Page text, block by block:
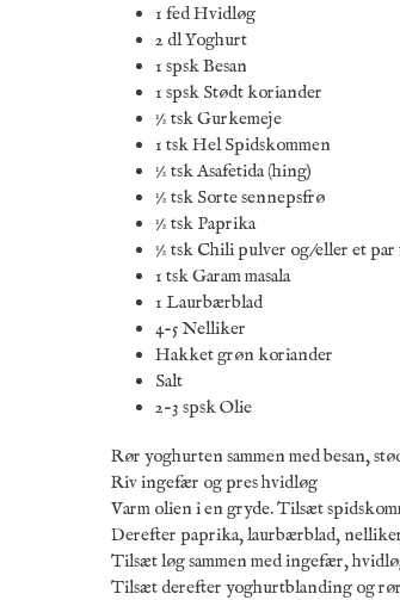
1 fed Hvidløg
2 dl Yoghurt
1 spsk Besan
1 spsk Stødt koriander
½ tsk Gurkemeje
1 tsk Hel Spidskommen
½ tsk Asafetida (hing)
½ tsk Sorte sennepsfrø
½ tsk Paprika
½ tsk Chili pulver og/eller et
1 tsk Garam masala
1 Laurbærblad
4-5 Nelliker
Hakket grøn koriander
Salt
2-3 spsk Olie
Rør yoghurten sammen med besan,
Riv ingefær og pres hvidløg
Varm olien i en gryde. Tilsæt
Derefter paprika, laurbærblad,
Tilsæt løg sammen med ingefær,
Tilsæt derefter yoghurtblanding og